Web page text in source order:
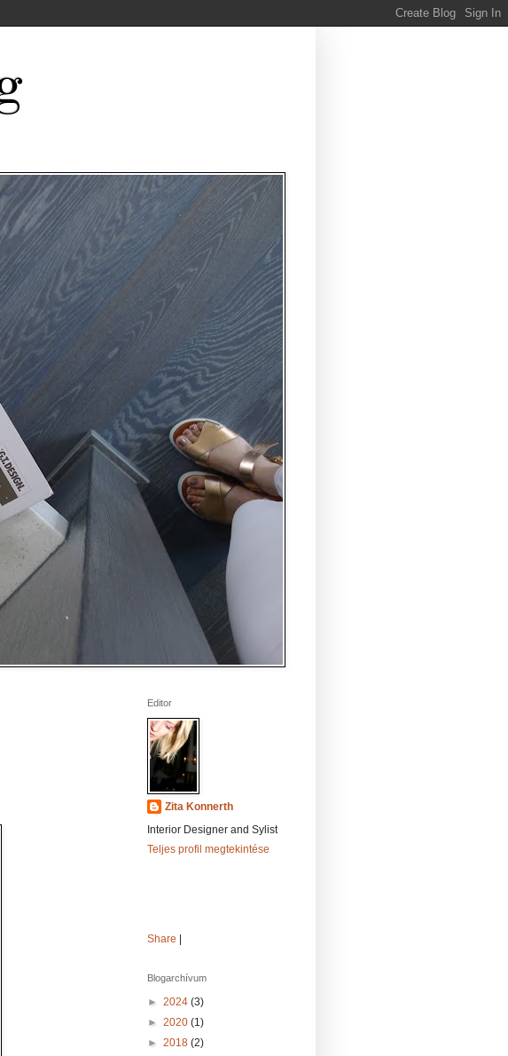
Editor
Zita Konnerth
Interior Designer and Sylist
Teljes profil megtekintése
Share
Blogarchívum
► 2024 (3)
► 2020 (1)
► 2018 (2)